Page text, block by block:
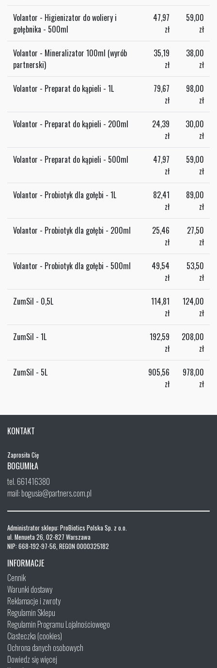
Volantor - Higienizator do woliery i
gołębnika - 500ml
47,97
zł
59,00
zł
Volantor - Mineralizator 100ml (wyrób
partnerski)
35,19
zł
38,00
zł
Volantor - Preparat do kąpieli - 1L
79,67
zł
98,00
zł
Volantor - Preparat do kąpieli - 200ml
24,39
zł
30,00
zł
Volantor - Preparat do kąpieli - 500ml
47,97
zł
59,00
zł
Volantor - Probiotyk dla gołębi - 1L
82,41
zł
89,00
zł
Volantor - Probiotyk dla gołębi - 200ml
25,46
zł
27,50
zł
Volantor - Probiotyk dla gołębi - 500ml
49,54
zł
53,50
zł
ZumSil - 0,5L
114,81
zł
124,00
zł
ZumSil - 1L
192,59
zł
208,00
zł
ZumSil - 5L
905,56
zł
978,00
zł
KONTAKT
Zaprosiła Cię
BOGUMIŁA
tel. 661416380
mail: bogusia@partners.com.pl
Administrator sklepu: ProBiotics Polska Sp. z o.o.
ul. Menueta 26, 02-827 Warszawa
NIP: 668-192-97-56, REGON 0000325182
INFORMACJE
Cennik
Warunki dostawy
Reklamacje i zwroty
Regulamin Sklepu
Regulamin Programu Lojalnościowego
Ciasteczka (cookies)
Ochrona danych osobowych
Dowiedz się więcej